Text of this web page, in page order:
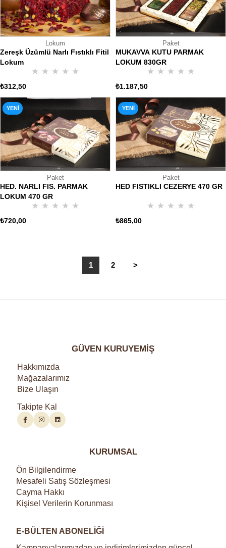
Lokum
Zereşk Üzümlü Narlı Fıstıklı Fitil
Lokum
★ ★ ★ ★ ★
₺312,50
Paket
MUKAVVA KUTU PARMAK
LOKUM 830GR
★ ★ ★ ★ ★
₺1.187,50
Paket
HED. NARLI FIS. PARMAK
LOKUM 470 GR
★ ★ ★ ★ ★
₺720,00
YENI
Paket
HED FISTIKLI CEZERYE 470 GR
★ ★ ★ ★ ★
₺865,00
YENI
ÜRÜN
1 2 >
GÜVEN KURUYEMİŞ
Hakkımızda
Mağazalarımız
Bize Ulaşın
Takipte Kal
KURUMSAL
Ön Bilgilendirme
Mesafeli Satış Sözleşmesi
Cayma Hakkı
Kişisel Verilerin Korunması
E-BÜLTEN ABONELİĞİ